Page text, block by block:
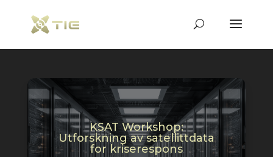
KSAT Workshop:
Utforskning av satellittdata
for kriserespons